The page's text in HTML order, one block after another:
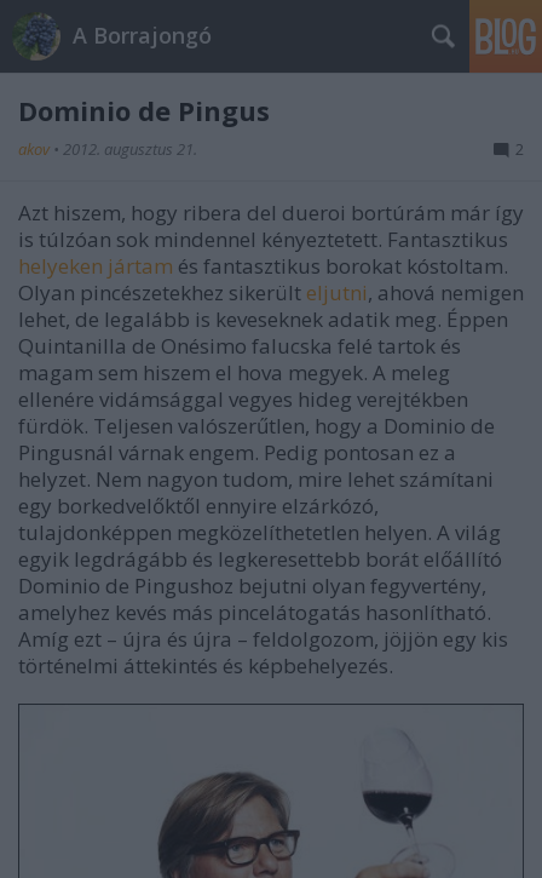
A Borrajongó
Dominio de Pingus
akov • 2012. augusztus 21. 2
Azt hiszem, hogy ribera del dueroi bortúrám már így
is túlzóan sok mindennel kényeztetett. Fantasztikus
helyeken jártam és fantasztikus borokat kóstoltam.
Olyan pincészetekhez sikerült eljutni, ahová nemigen
lehet, de legalább is keveseknek adatik meg. Éppen
Quintanilla de Onésimo falucska felé tartok és
magam sem hiszem el hova megyek. A meleg
ellenére vidámsággal vegyes hideg verejtékben
fürdök. Teljesen valószerűtlen, hogy a Dominio de
Pingusnál várnak engem. Pedig pontosan ez a
helyzet. Nem nagyon tudom, mire lehet számítani
egy borkedvelőktől ennyire elzárkózó,
tulajdonképpen megközelíthetetlen helyen. A világ
egyik legdrágább és legkeresettebb borát előállító
Dominio de Pingushoz bejutni olyan fegyvertény,
amelyhez kevés más pincelátogatás hasonlítható.
Amíg ezt – újra és újra – feldolgozom, jöjjön egy kis
történelmi áttekintés és képbehelyezés.